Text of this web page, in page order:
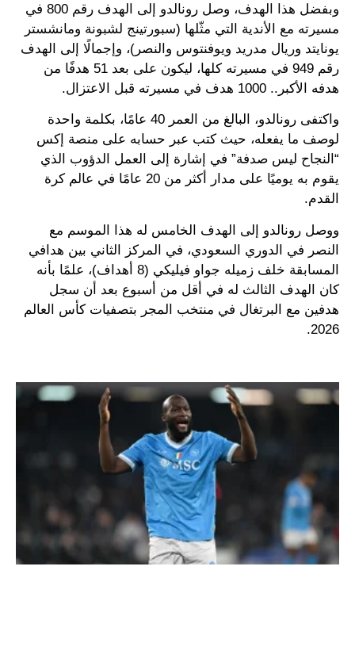
وبفضل هذا الهدف، وصل رونالدو إلى الهدف رقم 800 في
مسيرته مع الأندية التي مثّلها (سبورتينج لشبونة ومانشستر
يونايتد وريال مدريد ويوفنتوس والنصر)، وإجمالًا إلى الهدف
رقم 949 في مسيرته كلها، ليكون على بعد 51 هدفًا من
هدفه الأكبر.. 1000 هدف في مسيرته قبل الاعتزال.
واكتفى رونالدو، البالغ من العمر 40 عامًا، بكلمة واحدة
لوصف ما يفعله، حيث كتب عبر حسابه على منصة إكس
“النجاح ليس صدفة” في إشارة إلى العمل الدؤوب الذي
يقوم به يوميًا على مدار أكثر من 20 عامًا في عالم كرة
القدم.
ووصل رونالدو إلى الهدف الخامس له هذا الموسم مع
النصر في الدوري السعودي، في المركز الثاني بين هدافي
المسابقة خلف زميله جواو فيليكي (8 أهداف)، علمًا بأنه
كان الهدف الثالث له في أقل من أسبوع بعد أن سجل
هدفين مع البرتغال في منتخب المجر بتصفيات كأس العالم
2026.